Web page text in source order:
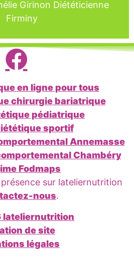
Girinon Diététicienne
Firminy
file acheter
en ligne pour tous
chirurgie bariatrique
pédiatrique
sportif
Annemasse
Chambéry
Fodmaps
sur lateliernutrition
nous.
lateliernutrition
de site
légales